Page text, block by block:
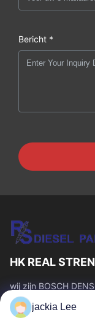
Bericht *
HK REAL
wij zijn BOSCH
CATERPILLAR
whatsapp nummer:
jackia Lee